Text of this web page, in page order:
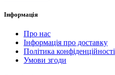
Інформація
Про нас
Інформація про доставку
Політика конфіденційності
Умови згоди